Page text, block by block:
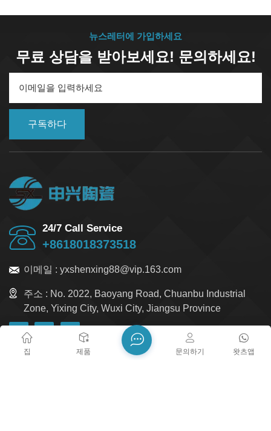
뉴스레터에 가입하세요
무료 상담을 받아보세요! 문의하세요!
구독하다
24/7 Call Service
+8618018373518
이메일 : yxshenxing88@vip.163.com
주소 : No. 2022, Baoyang Road, Chuanbu Industrial
Zone, Yixing City, Wuxi City, Jiangsu Province
집 제품 왓츠앱
문의하기